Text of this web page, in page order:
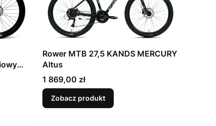
Rower MTB 27,5 KANDS MERCURY
Altus
Cena
1 869,00 zł
Zobacz produkt